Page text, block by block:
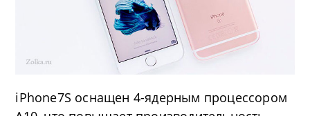
iPhone7S оснащен 4-ядерным процессором